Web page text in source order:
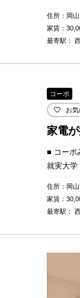
住所：岡
家賃：
最寄駅：
コーポ
お気
家電
■ コー
就実大学
住所：岡
家賃：
最寄駅：